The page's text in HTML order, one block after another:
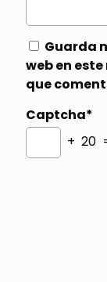
Guarda
web en
que
Captcha*
+ 20